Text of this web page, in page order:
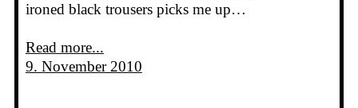
ironed black trousers picks me up…
Read more...
9. November 2010